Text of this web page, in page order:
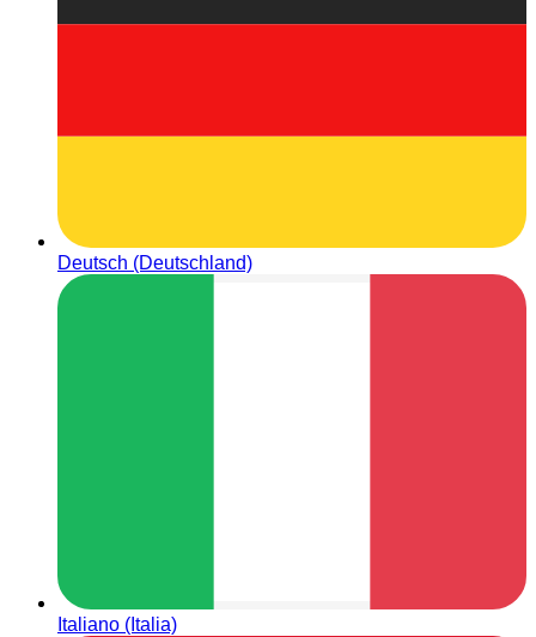
Deutsch (Deutschland)
Italiano (Italia)